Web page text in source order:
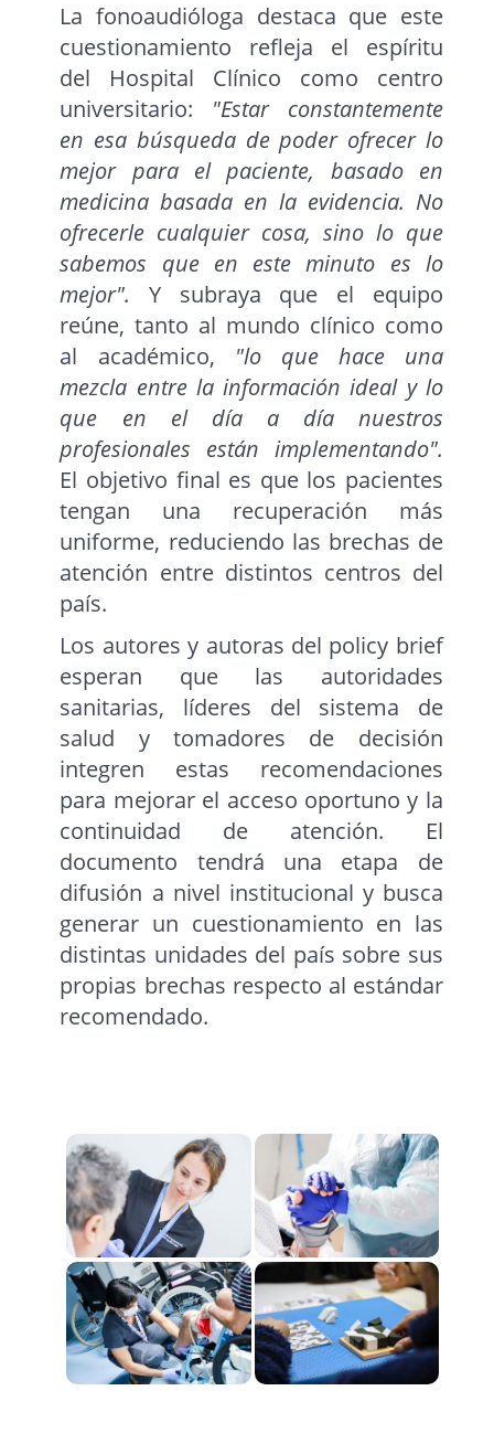
La fonoaudióloga destaca que este
cuestionamiento refleja el espíritu
del Hospital Clínico como centro
universitario: "Estar constantemente
en esa búsqueda de poder ofrecer lo
mejor para el paciente, basado en
medicina basada en la evidencia. No
ofrecerle cualquier cosa, sino lo que
sabemos que en este minuto es lo
mejor". Y subraya que el equipo
reúne, tanto al mundo clínico como
al académico, "lo que hace una
mezcla entre la información ideal y lo
que en el día a día nuestros
profesionales están implementando".
El objetivo final es que los pacientes
tengan una recuperación más
uniforme, reduciendo las brechas de
atención entre distintos centros del
país.
Los autores y autoras del policy brief
esperan que las autoridades
sanitarias, líderes del sistema de
salud y tomadores de decisión
integren estas recomendaciones
para mejorar el acceso oportuno y la
continuidad de atención. El
documento tendrá una etapa de
difusión a nivel institucional y busca
generar un cuestionamiento en las
distintas unidades del país sobre sus
propias brechas respecto al estándar
recomendado.